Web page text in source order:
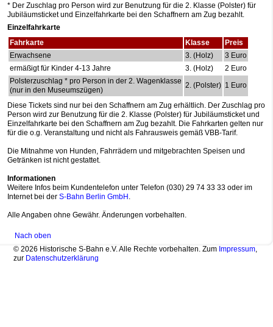
* Der Zuschlag pro Person wird zur Benutzung für die 2. Klasse (Polster) für
Jubiläumsticket und Einzelfahrkarte bei den Schaffnern am Zug bezahlt.
Einzelfahrkarte
Fahrkarte
Klasse
Preis
Erwachsene
3. (Holz)
3 Euro
ermäßigt für Kinder 4-13 Jahre
3. (Holz)
2 Euro
Polsterzuschlag * pro Person in der 2. Wagenklasse
(nur in den Museumszügen)
2. (Polster) 1 Euro
Diese Tickets sind nur bei den Schaffnern am Zug erhältlich. Der Zuschlag pro
Person wird zur Benutzung für die 2. Klasse (Polster) für Jubiläumsticket und
Einzelfahrkarte bei den Schaffnern am Zug bezahlt. Die Fahrkarten gelten nur
für die o.g. Veranstaltung und nicht als Fahrausweis gemäß VBB-Tarif.
Die Mitnahme von Hunden, Fahrrädern und mitgebrachten Speisen und
Getränken ist nicht gestattet.
Informationen
Weitere Infos beim Kundentelefon unter Telefon (030) 29 74 33 33 oder im
Internet bei der S-Bahn Berlin GmbH .
Alle Angaben ohne Gewähr. Änderungen vorbehalten.
Nach oben
© 2026 Historische S-Bahn e.V. Alle Rechte vorbehalten. Zum Impressum
zur Datenschutzerklärung